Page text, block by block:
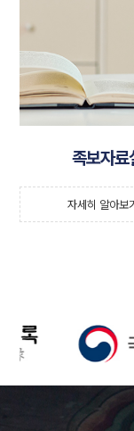
족보자료
자세히 알아보